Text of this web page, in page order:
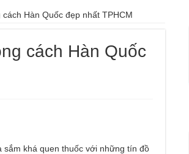
Hàn Quốc đẹp nhất TPHCM
cách Hàn Quốc
khá quen thuốc với những tín đồ